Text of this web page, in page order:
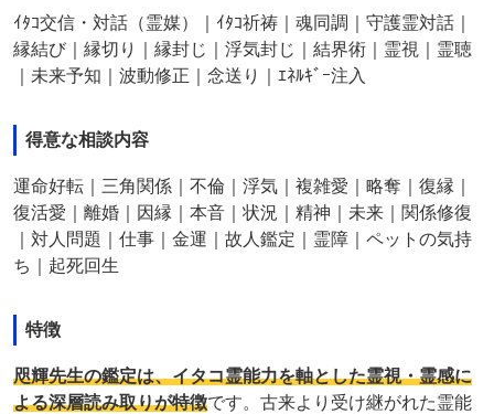
ｲﾀｺ交信・対話（霊媒）｜ｲﾀｺ祈祷｜魂同調｜守護霊対話｜
縁結び｜縁切り｜縁封じ｜浮気封じ｜結界術｜霊視｜霊聴
｜未来予知｜波動修正｜念送り｜ｴﾈﾙｷﾞｰ注入
得意な相談内容
運命好転｜三角関係｜不倫｜浮気｜複雑愛｜略奪｜復縁｜
復活愛｜離婚｜因縁｜本音｜状況｜精神｜未来｜関係修復
｜対人問題｜仕事｜金運｜故人鑑定｜霊障｜ペットの気持
ち｜起死回生
特徴
咫輝先生の鑑定は、イタコ霊能力を軸とした霊視・霊感に
よる深層読み取りが特徴です。古来より受け継がれた霊能